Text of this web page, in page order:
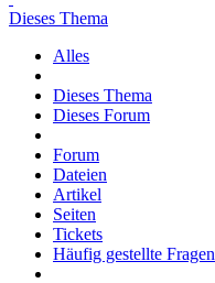
Dieses Thema
Alles
Dieses Thema
Dieses Forum
Forum
Dateien
Artikel
Seiten
Tickets
Häufig gestellte Fragen